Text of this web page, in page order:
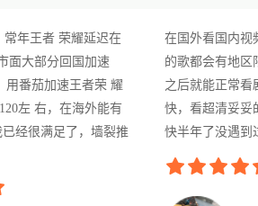
常年王者 荣耀延迟在
面大部分回国加速
用番茄加速王者荣 耀
左 右，在海外能有
经很满足了，墙裂推
在国外看国内视
的歌都会有地区
之后就能正常看
快，看超清妥妥
快半年了没遇到